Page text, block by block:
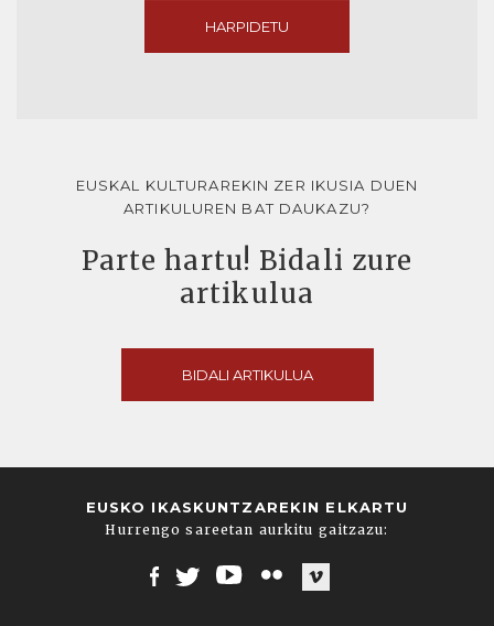
HARPIDETU
EUSKAL KULTURAREKIN ZER IKUSIA DUEN
ARTIKULUREN BAT DAUKAZU?
Parte hartu! Bidali zure
artikulua
BIDALI ARTIKULUA
EUSKO IKASKUNTZAREKIN ELKARTU
Hurrengo sareetan aurkitu gaitzazu: